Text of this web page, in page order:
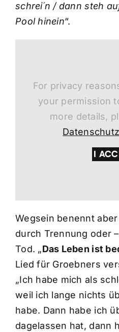
schrei´n / dann steh
Pool hinein“.
For privacy
your permission
more details,
I
Wegsein benennt
durch Trennung oder
Tod. „Das Leben ist
Lied für Groebners
„Ich habe mich als
weil ich lange nichts
habe. Dann habe ich
dagelassen hat, dann